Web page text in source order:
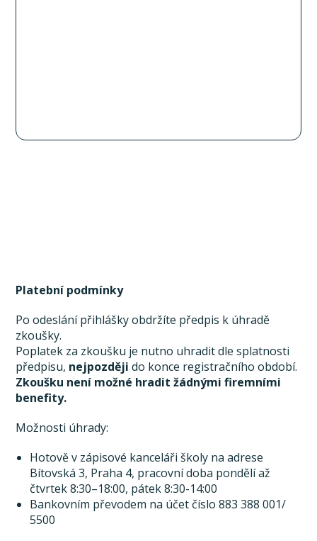
Platební podmínky
Po odeslání přihlášky obdržíte předpis k úhradě
zkoušky.
Poplatek za zkoušku je nutno uhradit dle splatnosti
předpisu, nejpozději do konce registračního období.
Zkoušku není možné hradit žádnými firemními
benefity.
Možnosti úhrady:
Hotově v zápisové kanceláři školy na adrese
Bítovská 3, Praha 4, pracovní doba pondělí až
čtvrtek 8:30–18:00, pátek 8:30-14:00
Bankovním převodem na účet číslo 883 388 001/
5500